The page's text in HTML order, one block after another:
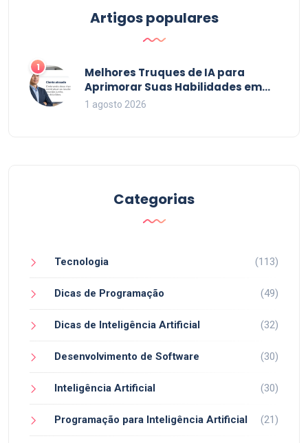
Artigos populares
1
Melhores Truques de IA para
Aprimorar Suas Habilidades em
2026
1 agosto 2026
Categorias
Tecnologia (113)
Dicas de Programação (49)
Dicas de Inteligência Artificial (32)
Desenvolvimento de Software (30)
Inteligência Artificial (30)
Programação para Inteligência Artificial (21)